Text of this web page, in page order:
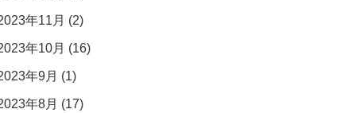
年11月 (2)
年10月 (16)
年9月 (1)
年8月 (17)